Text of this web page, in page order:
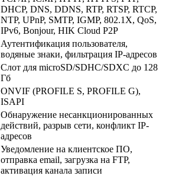
DHCP, DNS, DDNS, RTP, RTSP, RTCP,
NTP, UPnP, SMTP, IGMP, 802.1X, QoS,
IPv6, Bonjour, HIK Cloud P2P
Аутентификация пользователя,
водяные знаки, фильтрация IP-адресов
Слот для microSD/SDHC/SDXC до 128
Гб
ONVIF (PROFILE S, PROFILE G),
ISAPI
Обнаружение несанкционированных
действий, разрыв сети, конфликт IP-
адресов
Уведомление на клиентское ПО,
отправка email, загрузка на FTP,
активация канала записи